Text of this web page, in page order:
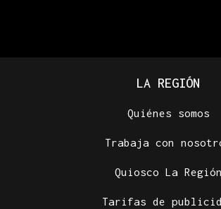
LA REGIÓN
Quiénes somos
Trabaja con
Quiosco La Región
Tarifas de